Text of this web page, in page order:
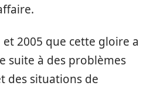
et 2005 que cette gloire a
suite à des problèmes
des situations de